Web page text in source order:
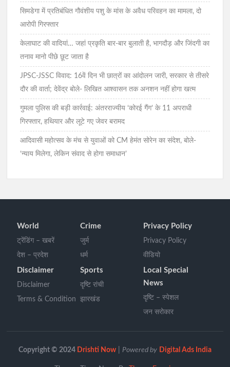
सिमडेगा में प्रतिबंधित गौवंशीय पशु के मांस के अवैध परिवहन का मामला, दो
आरोपी गिरफ्तार
केलाघाट की वादियां… जहां प्रकृति बार-बार बुलाती है, भागदौड़ और जिंदगी का
तनाव मानो पीछे छूट जाता है
JPSC-JSSC विवाद: 16वें दिन भी छात्रों का आंदोलन जारी, सरकार से तीसरे
दौर की वार्ता; देवेंद्र बोले- लिखित आश्वासन तक अनशन नहीं होगा खत्म
गुमला पुलिस की बड़ी कार्रवाई: अंतरराज्यीय ‘कोरई गैंग’ के 11 अपराधी
गिरफ्तार, हथियार और लूटे गए जेवर बरामद
आदिवासी महोत्सव के मंच से युवाओं को CM हेमंत सोरेन का संदेश, बोले-
‘न्याय मिलेगा, लेकिन संवाद से होगा समाधान’
World
ट्रेंडिंग – खबरें
देश – प्रदेश
Crime
जुर्म
धर्म
Privacy Policy
Privacy Policy
वीडियो
Disclaimer
Disclaimer
Terms & Condition
Sports
दृष्टि रांची
झारखंड
Local Special
News
दृष्टि – स्पेशल
जन सरोकार
Copyright © 2024 Drishti Now| Powered by Digital Ads India